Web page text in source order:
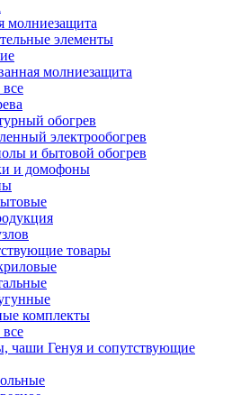
молниезащита
элементы
молниезащита
все
обогрев
электрообогрев
и бытовой обогрев
и домофоны
товары
комплекты
все
чаши Генуя и сопутствующие